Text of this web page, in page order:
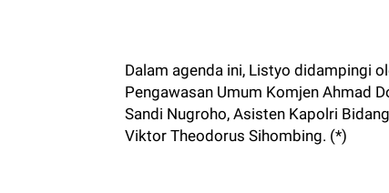
Dalam agenda ini, Listyo didampingi
Pengawasan Umum Komjen Ahmad
Sandi Nugroho, Asisten Kapolri
Viktor Theodorus Sihombing. (*)